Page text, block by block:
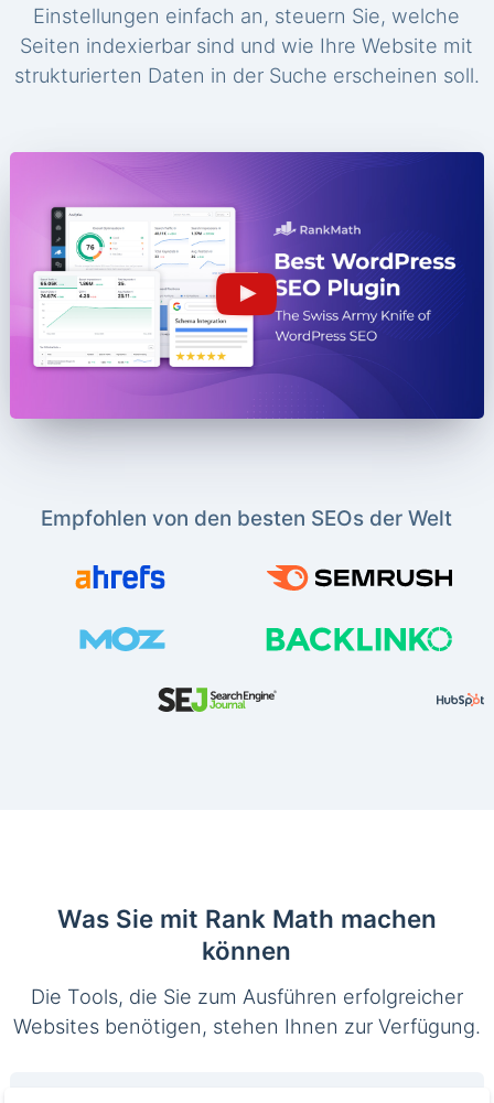
Einstellungen einfach an, steuern Sie, welche
Seiten indexierbar sind und wie Ihre Website mit
strukturierten Daten in der Suche erscheinen soll.
Empfohlen von den besten SEOs der Welt
Was Sie mit Rank Math machen
können
Die Tools, die Sie zum Ausführen erfolgreicher
Websites benötigen, stehen Ihnen zur Verfügung.